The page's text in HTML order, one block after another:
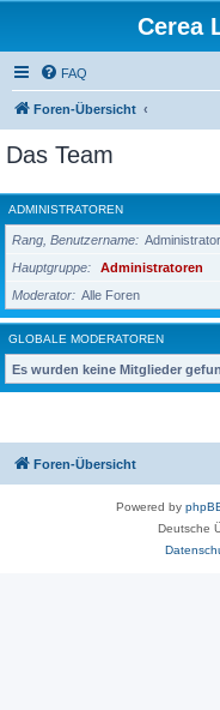
Cerea
FAQ
Foren-Übersicht
Das Team
ADMINISTRATOREN
Rang, Benutzername Administrator
Hauptgruppe
Administratoren
Moderator
Alle Foren
GLOBALE MODERATOREN
Es wurden keine Mitglieder
Foren-Übersicht
Powered by
Deutsche